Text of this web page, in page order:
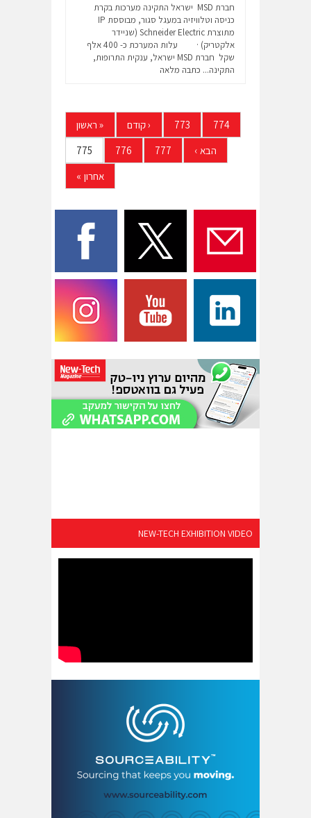
חברת MSD ישראל התקינה מערכות בקרת
כניסה וטלוויזיה במעגל סגור, מבוססת IP
מתוצרת Schneider Electric (שניידר
אלקטריק) · עלות המערכת כ- 400 אלף
שקל חברת MSD ישראל, ענקית התרופות,
התקינה... כתבה מלאה
« ראשון ‹קודם 773
774
775
776 777 הבא ›
אחרון »
NEW-TECH EXHIBITION VIDEO